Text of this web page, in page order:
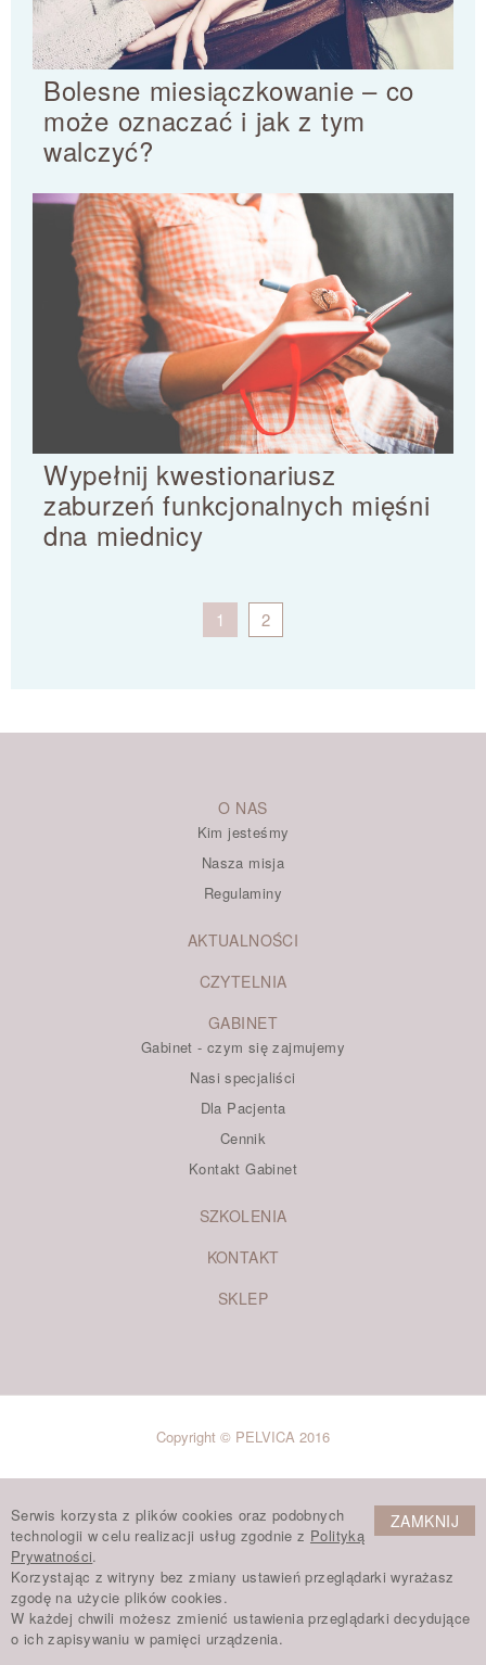
Bolesne miesiączkowanie – co
może oznaczać i jak z tym
walczyć?
Wypełnij kwestionariusz
zaburzeń funkcjonalnych mięśni
dna miednicy
1 2
O NAS
Kim jesteśmy
Nasza misja
Regulaminy
AKTUALNOŚCI
CZYTELNIA
GABINET
Gabinet - czym się zajmujemy
Nasi specjaliści
Dla Pacjenta
Cennik
Kontakt Gabinet
SZKOLENIA
KONTAKT
SKLEP
Copyright © PELVICA 2016
ZAMKNIJ
Serwis korzysta z plików cookies oraz podobnych
technologii w celu realizacji usług zgodnie z Polityką
Prywatności.
Korzystając z witryny bez zmiany ustawień przeglądarki wyrażasz
zgodę na użycie plików cookies.
W każdej chwili możesz zmienić ustawienia przeglądarki decydujące
o ich zapisywaniu w pamięci urządzenia.